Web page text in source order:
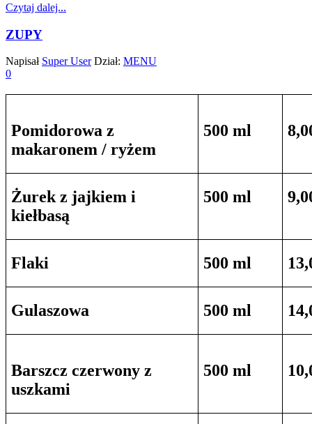
Czytaj dalej...
ZUPY
Napisał Super User Dział: MENU
0
Pomidorowa z
makaronem / ryżem
500 ml
Żurek z jajkiem i
kiełbasą
500 ml
Flaki 500 ml
Gulaszowa 500 ml
Barszcz czerwony z
uszkami
500 ml